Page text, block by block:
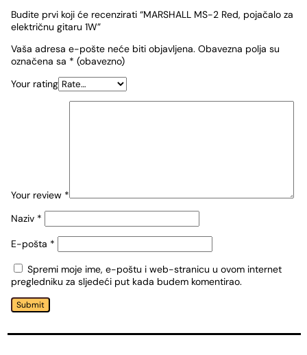
Budite prvi koji će recenzirati “MARSHALL MS-2 Red, pojačalo za
električnu gitaru 1W”
Vaša adresa e-pošte neće biti objavljena. Obavezna polja su
označena sa * (obavezno)
Your rating
Your review *
Naziv *
E-pošta *
Spremi moje ime, e-poštu i web-stranicu u ovom internet
pregledniku za sljedeći put kada budem komentirao.
Submit